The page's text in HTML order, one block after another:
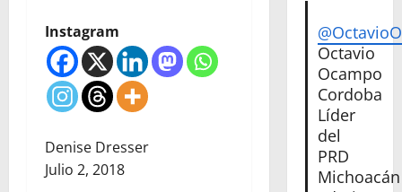
Instagram
Denise Dresser
Julio 2, 2018
Octavio
Ocampo
Cordoba
Líder
del
PRD
Michoacán